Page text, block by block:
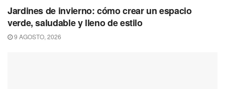
Jardines de invierno: cómo crear un espacio
verde, saludable y lleno de estilo
9 AGOSTO, 2026